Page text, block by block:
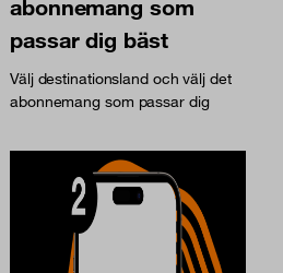
abonnemang som
passar dig bäst
Välj destinationsland och välj det
abonnemang som passar dig